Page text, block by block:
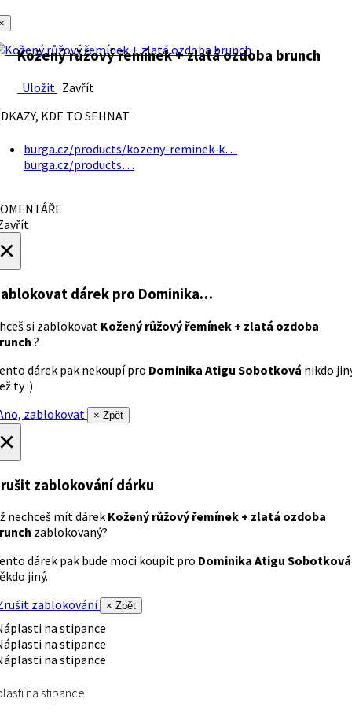
Kožený růžový řemínek + zlatá ozdoba brunch
Uložit Zavřít
KDE TO SEHNAT
burga.cz/products/kozeny-reminek-k…
burga.cz/products…
dárek pro Dominika…
si zablokovat Kožený růžový řemínek + zlatá ozdoba
?
dárek pak nekoupí pro Dominika Atigu Sobotková nikdo
ty :)
zablokovat
× Zpět
zablokování dárku
nechceš mít dárek Kožený růžový řemínek + zlatá ozdoba
zablokovaný?
dárek pak bude moci koupit pro Dominika Atigu Sobotková
jiný.
zablokování
× Zpět
na stipance